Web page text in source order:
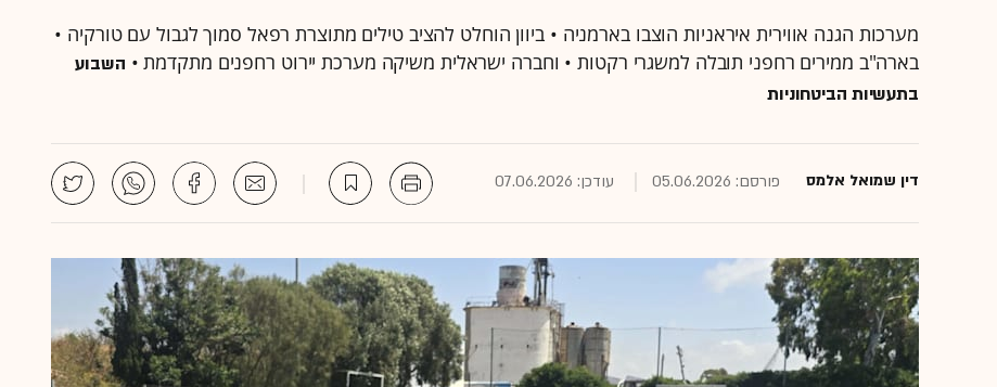
מערכות הגנה אווירית איראניות הוצבו בארמניה • ביוון הוחלט להציב טילים מתוצרת רפאל סמוך לגבול עם טורקיה •
בארה"ב ממירים רחפני תובלה למשגרי רקטות • וחברה ישראלית משיקה מערכת יירוט רחפנים מתקדמת • השבוע
בתעשיות הביטחוניות
דין שמואל אלמס פורסם: 05.06.2026 עודכן: 07.06.2026